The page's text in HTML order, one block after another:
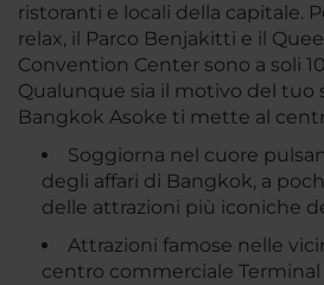
ristoranti e locali della capitale.
relax, il Parco Benjakitti e il
Convention Center sono a soli
Qualunque sia il motivo del tuo
Bangkok Asoke ti mette al
Soggiorna nel cuore
degli affari di Bangkok, a
delle attrazioni più iconiche
Attrazioni famose nelle
centro commerciale Terminal